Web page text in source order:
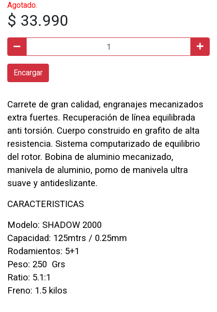
Agotado.
$ 33.990
Encargar
Carrete de gran calidad, engranajes mecanizados
extra fuertes. Recuperación de línea equilibrada
anti torsión. Cuerpo construido en grafito de alta
resistencia. Sistema computarizado de equilibrio
del rotor. Bobina de aluminio mecanizado,
manivela de aluminio, pomo de manivela ultra
suave y antideslizante.
CARACTERISTICAS
Modelo: SHADOW 2000
Capacidad: 125mtrs / 0.25mm
Rodamientos: 5+1
Peso: 250 Grs
Ratio: 5.1:1
Freno: 1.5 kilos